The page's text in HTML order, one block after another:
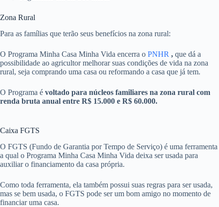
Zona Rural
Para as famílias que terão seus benefícios na zona rural:
O Programa Minha Casa Minha Vida encerra o PNHR , que dá a
possibilidade ao agricultor melhorar suas condições de vida na zona
rural, seja comprando uma casa ou reformando a casa que já tem.
O Programa é voltado para núcleos familiares na zona rural com
renda bruta anual entre R$ 15.000 e R$ 60.000.
Caixa FGTS
O FGTS (Fundo de Garantia por Tempo de Serviço) é uma ferramenta
a qual o Programa Minha Casa Minha Vida deixa ser usada para
auxiliar o financiamento da casa própria.
Como toda ferramenta, ela também possui suas regras para ser usada,
mas se bem usada, o FGTS pode ser um bom amigo no momento de
financiar uma casa.